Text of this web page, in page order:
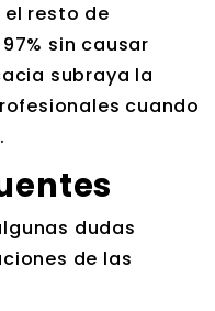
resto de
sin causar
subraya la
cuando
dudas
de las